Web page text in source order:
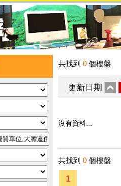
共找到 0 個樓盤
更新日期
沒有資料...
共找到 0 個樓盤
1